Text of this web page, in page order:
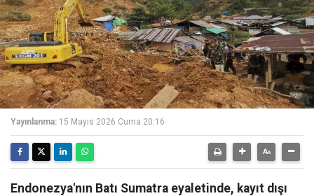
Yayınlanma: 15 Mayıs 2026 Cuma 20:16
Endonezya'nın Batı Sumatra eyaletinde, kayıt dışı